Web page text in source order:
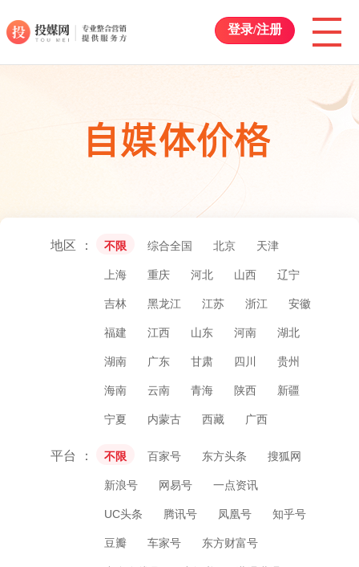
登录/注册
地区 不限 综合全国 北京 天津
上海 重庆 河北 山西 辽宁
吉林 黑龙江 江苏 浙江 安徽
福建 江西 山东 河南 湖北
湖南 广东 甘肃 四川 贵州
海南 云南 青海 陕西 新疆
宁夏 内蒙古 西藏 广西
平台 不限 百家号 东方头条 搜狐网
新浪号 网易号 一点资讯
UC头条 腾讯号 凤凰号 知乎号
豆瓣 车家号 东方财富号